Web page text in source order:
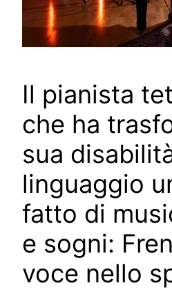
Il pianista
che ha
sua
linguaggio
fatto di
e sogni:
voce nello